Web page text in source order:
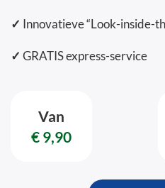
✓ Innovatieve “Look-inside-
✓ GRATIS express-service
Van
€ 9,90